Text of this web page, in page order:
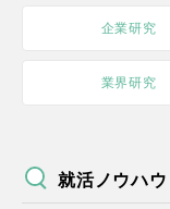
企業研究
業界研究
就活ノウハウ